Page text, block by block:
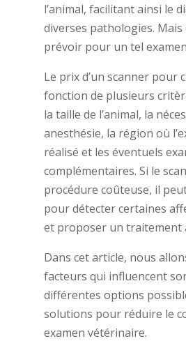
l’animal, facilitant ainsi le
diverses pathologies.
prévoir pour un tel
Le prix d’un scanner pour
fonction de plusieurs
la taille de l’animal, la
anesthésie, la région où
réalisé et les éventuels
complémentaires. Si le
procédure coûteuse, il
pour détecter certaines
et proposer un traitement
Dans cet article, nous
facteurs qui influencent
différentes options
solutions pour réduire le
examen vétérinaire.